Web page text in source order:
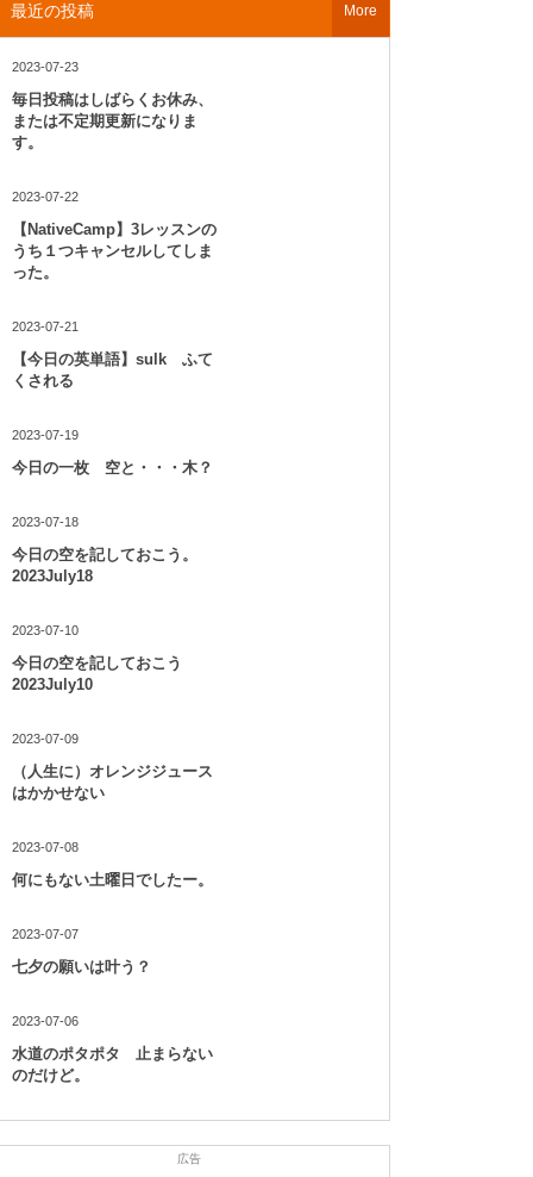
最近の投稿
2023-07-23
毎日投稿はしばらくお休み、
または不定期更新になりま
す。
2023-07-22
【NativeCamp】3レッスンの
うち１つキャンセルしてしま
った。
2023-07-21
【今日の英単語】sulk ふて
くされる
2023-07-19
今日の一枚 空と・・・木？
2023-07-18
今日の空を記しておこう。
2023July18
2023-07-10
今日の空を記しておこう
2023July10
2023-07-09
（人生に）オレンジジュース
はかかせない
2023-07-08
何にもない土曜日でしたー。
2023-07-07
七夕の願いは叶う？
2023-07-06
水道のポタポタ 止まらない
のだけど。
More
広告